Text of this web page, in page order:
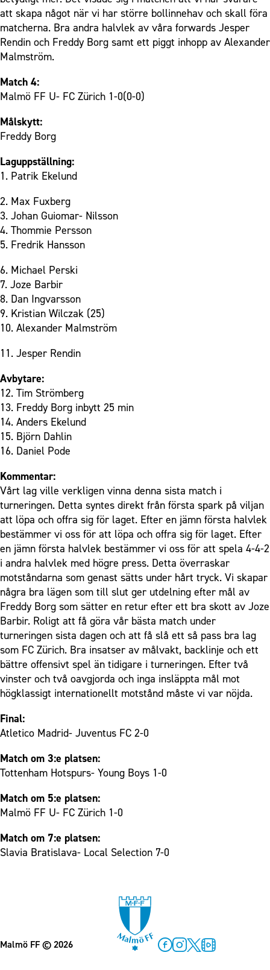
att skapa något när vi har större bollinnehav och skall föra
matcherna. Bra andra halvlek av våra forwards Jesper
Rendin och Freddy Borg samt ett piggt inhopp av Alexander
Malmström.
Match 4:
Malmö FF U- FC Zürich 1-0(0-0)
Målskytt:
Freddy Borg
Laguppställning:
1. Patrik Ekelund
2. Max Fuxberg
3. Johan Guiomar- Nilsson
4. Thommie Persson
5. Fredrik Hansson
6. Michael Perski
7. Joze Barbir
8. Dan Ingvarsson
9. Kristian Wilczak (25)
10. Alexander Malmström
11. Jesper Rendin
Avbytare:
12. Tim Strömberg
13. Freddy Borg inbytt 25 min
14. Anders Ekelund
15. Björn Dahlin
16. Daniel Pode
Kommentar:
Vårt lag ville verkligen vinna denna sista match i
turneringen. Detta syntes direkt från första spark på viljan
att löpa och offra sig för laget. Efter en jämn första halvlek
bestämmer vi oss för att löpa och offra sig för laget. Efter
en jämn första halvlek bestämmer vi oss för att spela 4-4-2
i andra halvlek med högre press. Detta överraskar
motståndarna som genast sätts under hårt tryck. Vi skapar
några bra lägen som till slut ger utdelning efter mål av
Freddy Borg som sätter en retur efter ett bra skott av Joze
Barbir. Roligt att få göra vår bästa match under
turneringen sista dagen och att få slå ett så pass bra lag
som FC Zürich. Bra insatser av målvakt, backlinje och ett
bättre offensivt spel än tidigare i turneringen. Efter två
vinster och två oavgjorda och inga insläppta mål mot
högklassigt internationellt motstånd måste vi var nöjda.
Final:
Atletico Madrid- Juventus FC 2-0
Match om 3:e platsen:
Tottenham Hotspurs- Young Boys 1-0
Match om 5:e platsen:
Malmö FF U- FC Zürich 1-0
Match om 7:e platsen:
Slavia Bratislava- Local Selection 7-0
Malmö FF© 2026